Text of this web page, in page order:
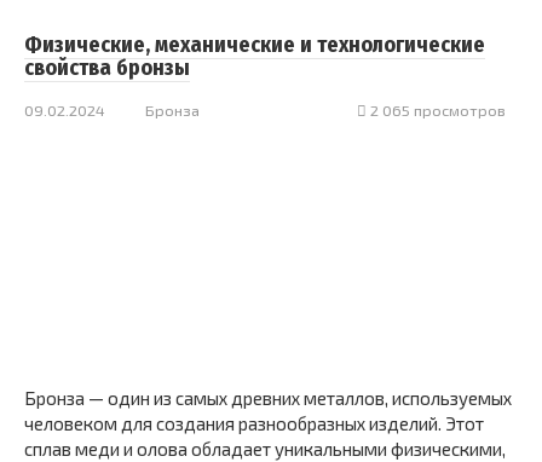
Физические, механические и технологические
свойства бронзы
09.02.2024 Бронза 2 065 просмотров
Бронза — один из самых древних металлов, используемых
человеком для создания разнообразных изделий. Этот
сплав меди и олова обладает уникальными физическими,